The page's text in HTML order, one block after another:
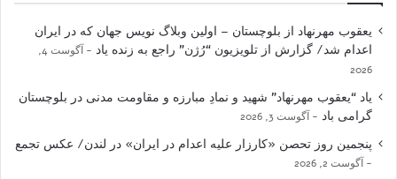
یعقوب مهرنهاد از بلوچستان – اولین وبلاگ نویس جهان که در ایران
اعدام شد/ گزارش از تلویزیون “رُژن” راجع به زنده یاد
آگوست 4,
2026
یاد “یعقوب مهرنهاد” شهید و نمادِ مبارزه و مقاومت مدنی در بلوچستان
گرامی باد
آگوست 3, 2026
پنجمین روز تحصن «کارزار علیه اعدام در ایران» در لندن/ عکس تجمع
آگوست 2, 2026